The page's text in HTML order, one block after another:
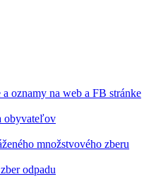
oznamy na web a FB stránke
obyvateľov
množstvového zberu
odpadu